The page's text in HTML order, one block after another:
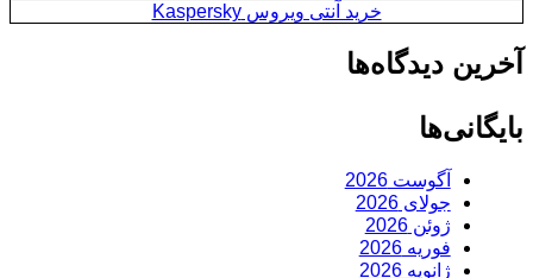
خرید آنتی ویروس Kaspersky
آخرین دیدگاه‌ها
بایگانی‌ها
آگوست 2026
جولای 2026
ژوئن 2026
فوریه 2026
ژانویه 2026